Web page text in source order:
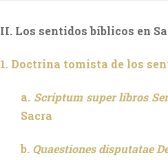
II. Los sentidos bíblicos en
1. Doctrina tomista de los
a. Scriptum super libros
Sacra
b. Quaestiones disputatae